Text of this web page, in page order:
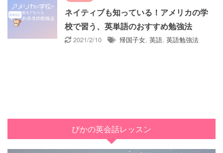
ネイティブも知っている！アメリカの学
校で習う、英単語のおすすめ勉強法
2021/2/10 帰国子女, 英語, 英語勉強法
ぴかの英会話レッスン